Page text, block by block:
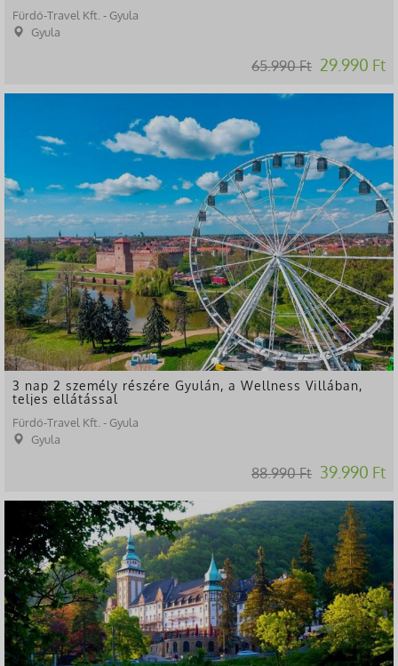
Fürdő-Travel Kft. - Gyula
Gyula
65.990 Ft 29.990 Ft
3 nap 2 személy részére Gyulán, a Wellness Villában,
teljes ellátással
Fürdő-Travel Kft. - Gyula
Gyula
88.990 Ft 39.990 Ft